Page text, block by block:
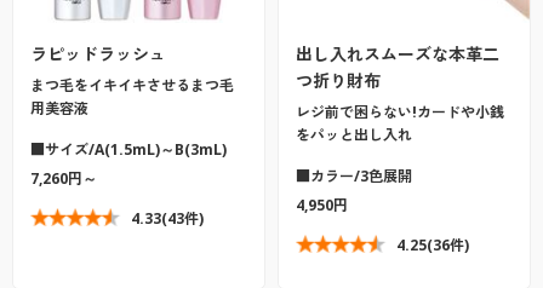
ラピッドラッシュ
まつ毛をイキイキさせるまつ毛
用美容液
■サイズ/A(1.5mL)～B(3mL)
7,260円～
4.33(43件)
出し入れスムーズな本革二
つ折り財布
レジ前で困らない!カードや小銭
をパッと出し入れ
■カラー/3色展開
4,950円
4.25(36件)